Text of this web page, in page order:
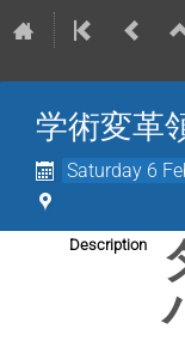
学術変革
Saturday 6
Description